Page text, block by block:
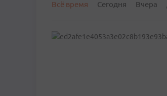
Всё время Сегодня Вчера